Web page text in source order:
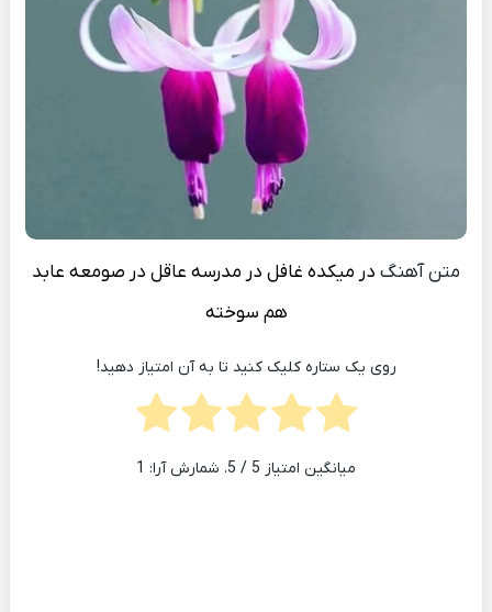
متن آهنگ در میکده غافل در مدرسه عاقل در صومعه عابد
هم سوخته
روی یک ستاره کلیک کنید تا به آن امتیاز دهید!
میانگین امتیاز 5 / 5. شمارش آرا: 1